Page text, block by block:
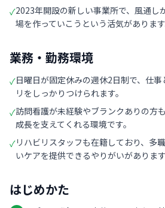
✓2023年開設の新しい事業所で、風通し
場を作っていこうという活気があります
業務・勤務環境
✓日曜日が固定休みの週休2日制で、仕
リをしっかりつけられます。
✓訪問看護が未経験やブランクありの方
成長を支えてくれる環境です。
✓リハビリスタッフも在籍しており、多
いケアを提供できるやりがいがあります
はじめかた